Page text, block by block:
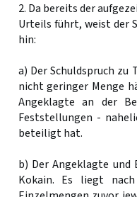
2. Da bereits der
Urteils führt, weist der
hin:
a) Der Schuldspruch
nicht geringer Menge
Angeklagte an der
Feststellungen -
beteiligt hat.
b) Der Angeklagte und
Kokain. Es liegt